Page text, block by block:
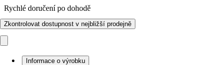
Rychlé doručení po dohodě
Zkontrolovat dostupnost v nejbližší prodejně
Informace o výrobku